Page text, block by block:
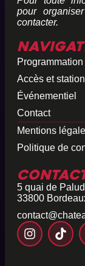
pour
contacter.
Programmation
Accès et
Événementiel
Contact
Mentions
Politique de
5 quai de
33800